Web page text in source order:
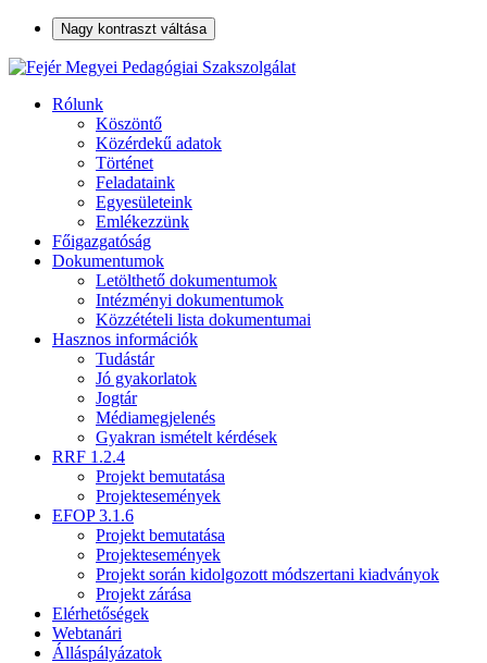
Nagy kontraszt váltása
Rólunk
Köszöntő
Közérdekű adatok
Történet
Feladataink
Egyesületeink
Emlékezzünk
Főigazgatóság
Dokumentumok
Letölthető dokumentumok
Intézményi dokumentumok
Közzétételi lista dokumentumai
Hasznos információk
Tudástár
Jó gyakorlatok
Jogtár
Médiamegjelenés
Gyakran ismételt kérdések
RRF 1.2.4
Projekt bemutatása
Projektesemények
EFOP 3.1.6
Projekt bemutatása
Projektesemények
Projekt során kidolgozott módszertani kiadványok
Projekt zárása
Elérhetőségek
Webtanári
Álláspályázatok